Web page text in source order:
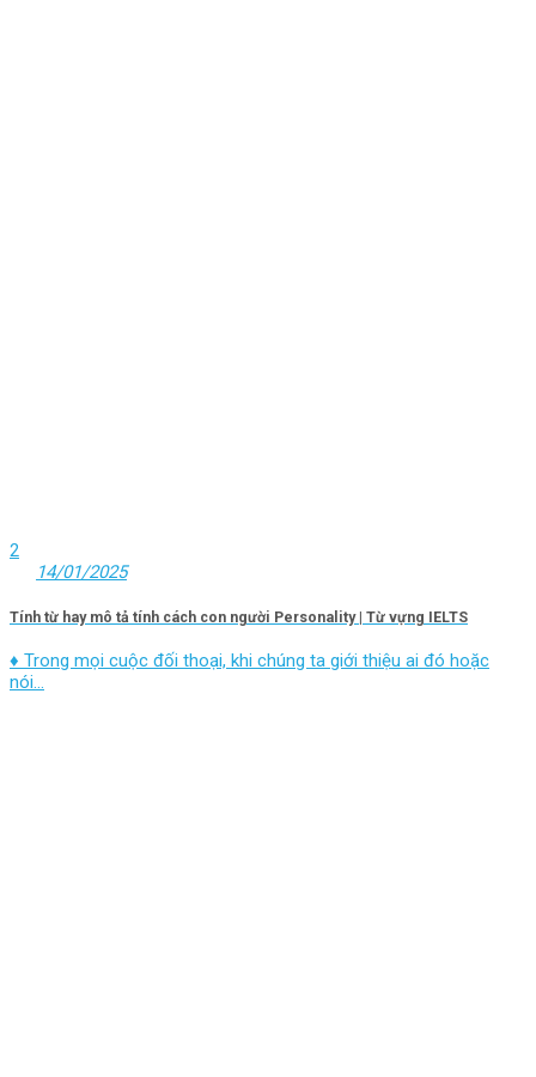
2
14/01/2025
Tính từ hay mô tả tính cách con người Personality | Từ vựng IELTS
♦ Trong mọi cuộc đối thoại, khi chúng ta giới thiệu ai đó hoặc
nói...